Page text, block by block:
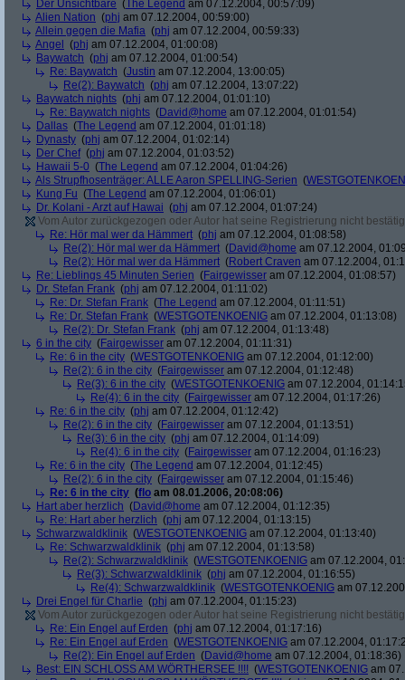
Der Unsichtbare (The Legend am 07.12.2004, 00:57:09)
Alien Nation (phj am 07.12.2004, 00:59:00)
Allein gegen die Mafia (phj am 07.12.2004, 00:59:33)
Angel
(phj am 07.12.2004, 01:00:08)
Baywatch (phj am 07.12.2004, 01:00:54)
Re: Baywatch (Justin am 07.12.2004, 13:00:05)
Re(2): Baywatch (phj am 07.12.2004, 13:07:22)
Baywatch nights (phj am 07.12.2004, 01:01:10)
Re: Baywatch nights (David@home am 07.12.2004, 01:01:54)
Dallas (The Legend am 07.12.2004, 01:01:18)
Dynasty (phj am 07.12.2004, 01:02:14)
Der Chef(phj am 07.12.2004, 01:03:52)
Hawaii 5-0 (The Legend am 07.12.2004, 01:04:26)
Als Strupfhosenträger: ALLE Aaron SPELLING-Serien (
Kung Fu (The Legend am 07.12.2004, 01:06:01)
Dr. Kolani - Arzt auf Hawai (phj am 07.12.2004, 01:07:24)
Vom Autor zurückgezogen oder Autor hat seine Registrierung nicht
Re: Hör mal wer da Hämmert (phj am 07.12.2004, 01:08:58)
Re(2): Hör mal wer da Hämmert (David@home am 07.12.2004,
Re(2): Hör mal wer da Hämmert (Robert Craven am 07.12.2004,
Re: Lieblings 45 Minuten Serien (Fairgewisser am 07.12.2004, 01:08:57)
Dr. Stefan Frank (phj am 07.12.2004, 01:11:02)
Re: Dr. Stefan Frank (The Legend am 07.12.2004, 01:11:51)
Re: Dr. Stefan Frank (WESTGOTENKOENIG am 07.12.2004, 01:13:08)
Re(2): Dr. Stefan Frank (phj am 07.12.2004, 01:13:48)
6 in the city (Fairgewisser am 07.12.2004, 01:11:31)
Re: 6 in the city (WESTGOTENKOENIG am 07.12.2004, 01:12:00)
Re(2): 6 in the city (Fairgewisser am 07.12.2004, 01:12:48)
Re(3): 6 in the city (WESTGOTENKOENIG am 07.12.2004,
Re(4): 6 in the city (Fairgewisser am 07.12.2004, 01:17:26)
Re: 6 in the city (phj am 07.12.2004, 01:12:42)
Re(2): 6 in the city (Fairgewisser am 07.12.2004, 01:13:51)
Re(3): 6 in the city (phj am 07.12.2004, 01:14:09)
Re(4): 6 in the city (Fairgewisser am 07.12.2004, 01:16:23)
Re: 6 in the city (The Legend am 07.12.2004, 01:12:45)
Re(2): 6 in the city (Fairgewisser am 07.12.2004, 01:15:46)
Re: 6 in the city (flo am 08.01.2006, 20:08:06)
Hart aber herzlich (David@home am 07.12.2004, 01:12:35)
Re: Hart aber herzlich (phj am 07.12.2004, 01:13:15)
Schwarzwaldklinik (WESTGOTENKOENIG am 07.12.2004, 01:13:40)
Re: Schwarzwaldklinik (phj am 07.12.2004, 01:13:58)
Re(2): Schwarzwaldklinik (WESTGOTENKOENIG am 07.12.2004,
Re(3): Schwarzwaldklinik (phj am 07.12.2004, 01:16:55)
Re(4): Schwarzwaldklinik (WESTGOTENKOENIG am
Drei Engel für Charlie (phj am 07.12.2004, 01:15:23)
Vom Autor zurückgezogen oder Autor hat seine Registrierung nicht
Re: Ein Engel auf Erden (phj am 07.12.2004, 01:17:16)
Re: Ein Engel auf Erden (WESTGOTENKOENIG am 07.12.2004,
Re(2): Ein Engel auf Erden (David@home am 07.12.2004, 01:18:36)
Best: EIN SCHLOSS AM WÖRTHERSEE !!!! (WESTGOTENKOENIG am